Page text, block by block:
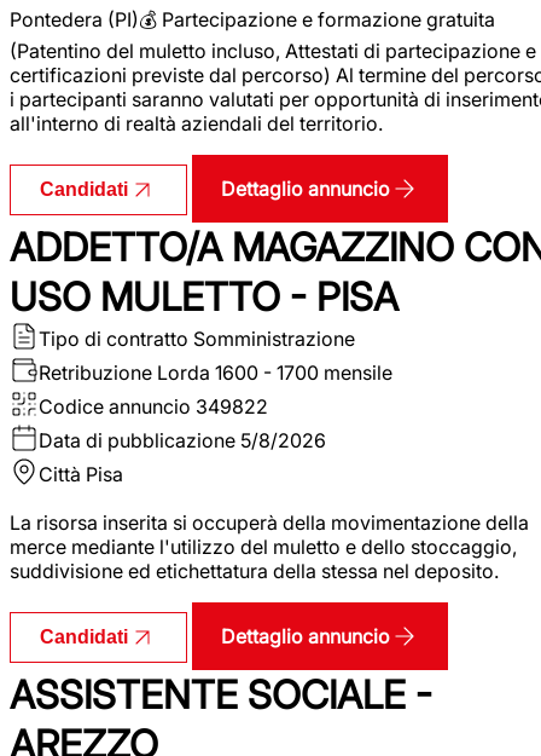
Pontedera (PI)💰 Partecipazione e formazione gratuita
(Patentino del muletto incluso, Attestati di partecipazione e
certificazioni previste dal percorso) Al termine del
i partecipanti saranno valutati per opportunità di
all'interno di realtà aziendali del territorio.
Candidati Dettaglio annuncio
ADDETTO/A MAGAZZINO
USO MULETTO - PISA
Tipo di contratto Somministrazione
Retribuzione Lorda 1600 - 1700 mensile
Codice annuncio 349822
Data di pubblicazione 5/8/2026
Città Pisa
La risorsa inserita si occuperà della movimentazione della
merce mediante l'utilizzo del muletto e dello stoccaggio,
suddivisione ed etichettatura della stessa nel deposito.
Candidati Dettaglio annuncio
ASSISTENTE SOCIALE -
AREZZO